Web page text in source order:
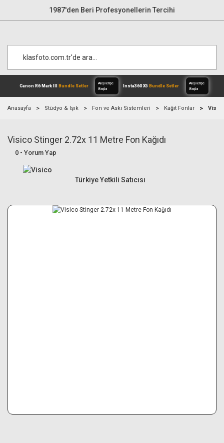
1987'den Beri Profesyonellerin Tercihi
Canon R6 Mark III Bundle Setler
Alışverişe
Anasayfa Stüdyo & Işık Fon ve Askı Sistemleri Kağıt Fonlar
Visico Stinger 2.72x 11 Metre Fon Kağıdı
0 - Yorum Yap
Türkiye Yetkili Satıcısı